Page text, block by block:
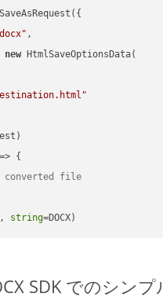
SaveAsRequest({
,
new HtmlSaveOptionsData(
{
file
string=DOCX)
SDK でのシン